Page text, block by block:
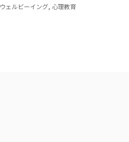
ウェルビーイング, 心理教育